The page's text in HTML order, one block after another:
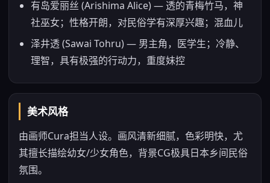
有岛爱丽丝 (Arishima Alice) — 透的青梅竹马，神
社巫女；性格开朗，对民俗学有深厚兴趣；混血儿
泽井透 (Sawai Tohru) — 男主角，医学生；冷静、
理智，具有极强的行动力，重度妹控
美术风格
由画师Cura担当人设。画风清新细腻，色彩明快，尤
其擅长描绘幼女/少女角色，背景CG极具日本乡间民俗
氛围。